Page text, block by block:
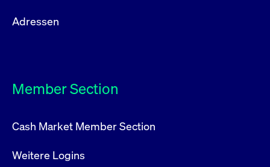
Adressen
Member Section
Cash Market Member Section
Weitere Logins